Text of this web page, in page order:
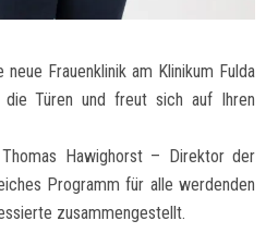
Frauenklinik am Klinikum Fulda
Türen und freut sich auf Ihren
Hawighorst – Direktor der
Programm für alle werdenden
zusammengestellt.